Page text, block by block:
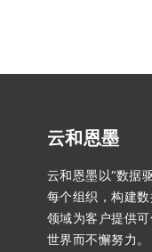
云和恩墨
云和恩墨以“数据
每个组织，构建
领域为客户提供
世界而不懈努力。